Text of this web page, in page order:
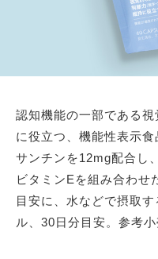
認知機能の一部である
に役立つ、機能性表示
サンチンを12mg配合し
ビタミンEを組み合わせ
目安に、水などで摂取
ル、30日分目安。参考小